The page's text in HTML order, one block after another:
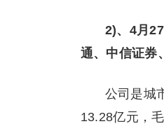
2)、4月
通、中信证券
公司是城
13.28亿元，